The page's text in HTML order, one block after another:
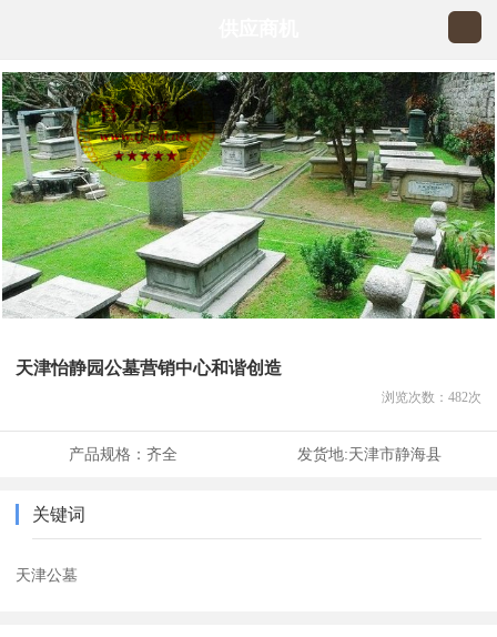
天津怡静园公墓营销中心和谐创造
浏览次数： 482次
产品规格： 齐全 发货地:天津市静海县
关键词
天津公墓